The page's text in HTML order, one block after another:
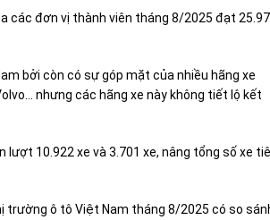
các đơn vị thành viên tháng 8/2025 đạt
bởi còn có sự góp mặt của nhiều hãng xe
nhưng các hãng xe này không tiết lộ kết
lượt 10.922 xe và 3.701 xe, nâng tổng số xe
trường ô tô Việt Nam tháng 8/2025 có so